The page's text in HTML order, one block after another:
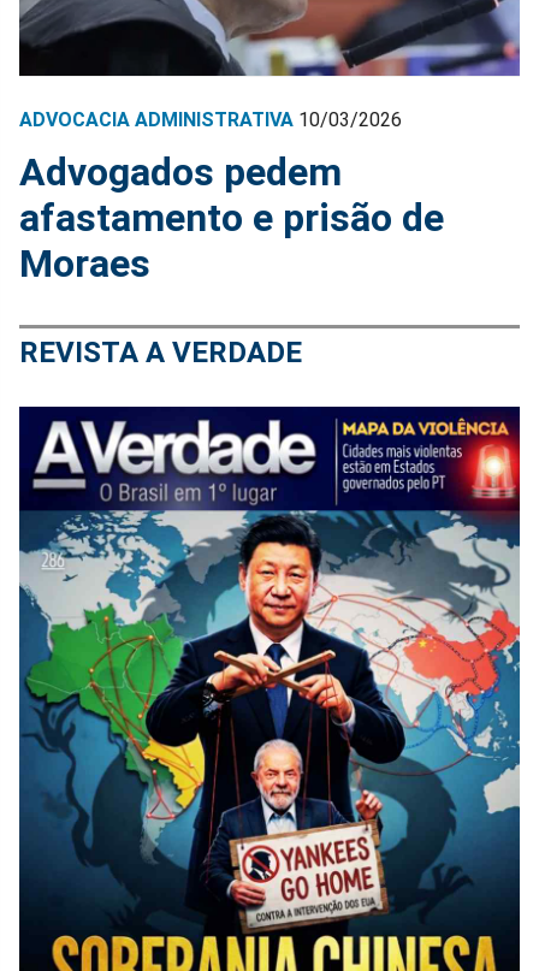
ADVOCACIA ADMINISTRATIVA 10/03/2026
Advogados pedem
afastamento e prisão de
Moraes
REVISTA A VERDADE